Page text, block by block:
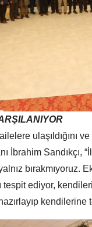
ulaşıldığını
İbrahim Sandıkçı,
tespit ediyor,